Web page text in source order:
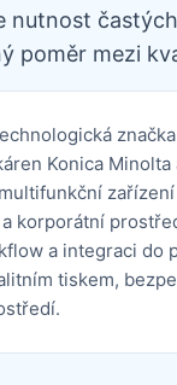
nutnost
poměr mezi
Konica
korporátní
a integraci do
tiskem,